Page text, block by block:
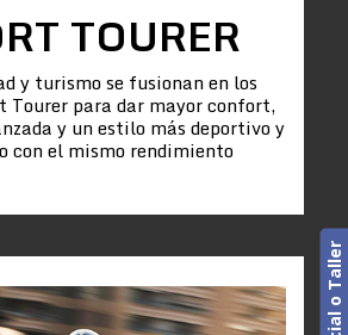
TOURER
y turismo se fusionan en los
Tourer para dar mayor confort,
y un estilo más deportivo y
con el mismo rendimiento